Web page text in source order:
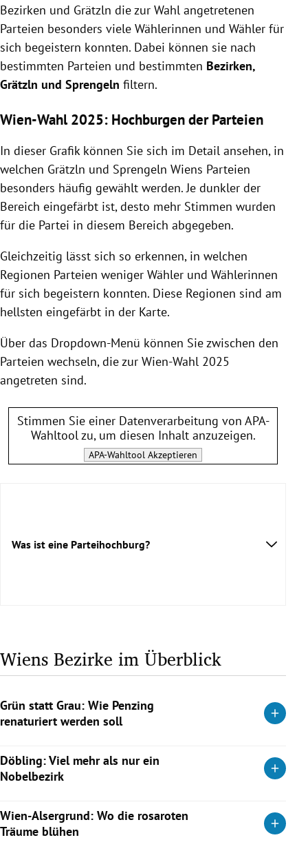
Bezirken und Grätzln die zur Wahl angetretenen
Parteien besonders viele Wählerinnen und Wähler für
sich begeistern konnten. Dabei können sie nach
bestimmten Parteien und bestimmten Bezirken,
Grätzln und Sprengeln filtern.
Wien-Wahl 2025: Hochburgen der Parteien
In dieser Grafik können Sie sich im Detail ansehen, in
welchen Grätzln und Sprengeln Wiens Parteien
besonders häufig gewählt werden. Je dunkler der
Bereich eingefärbt ist, desto mehr Stimmen wurden
für die Partei in diesem Bereich abgegeben.
Gleichzeitig lässt sich so erkennen, in welchen
Regionen Parteien weniger Wähler und Wählerinnen
für sich begeistern konnten. Diese Regionen sind am
hellsten eingefärbt in der Karte.
Über das Dropdown-Menü können Sie zwischen den
Parteien wechseln, die zur Wien-Wahl 2025
angetreten sind.
Stimmen Sie einer Datenverarbeitung von APA-
Wahltoolzu, um diesen Inhalt anzuzeigen.
APA-Wahltool Akzeptieren
Was ist eine Parteihochburg?
Wiens Bezirke im Überblick
Grün statt Grau: Wie Penzing
renaturiert werden soll
der Renaturierung im Bezirk weitergeht und was sie in
Zukunft noch vor hat.
Weiterlesen
Döbling: Viel mehr als nur ein
Nobelbezirk
ist weit vielschichtiger, als es von außen oft scheint.
Wien-Alsergrund: Wo die rosaroten
Träume blühen